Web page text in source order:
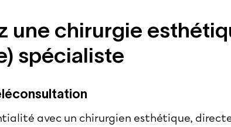
une chirurgie
spécialiste
avec un chirurgien esthétique,